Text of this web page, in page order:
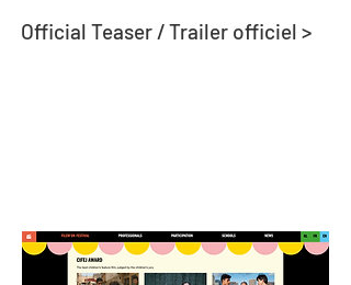
Official Teaser / Trailer officiel >